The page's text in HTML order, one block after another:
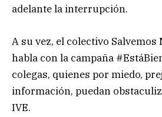
adelante la interrupción.
A su vez, el colectivo Salvemos
habla con la campaña
colegas, quienes por miedo,
información, puedan
IVE.